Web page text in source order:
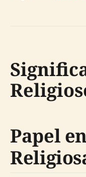
Papel